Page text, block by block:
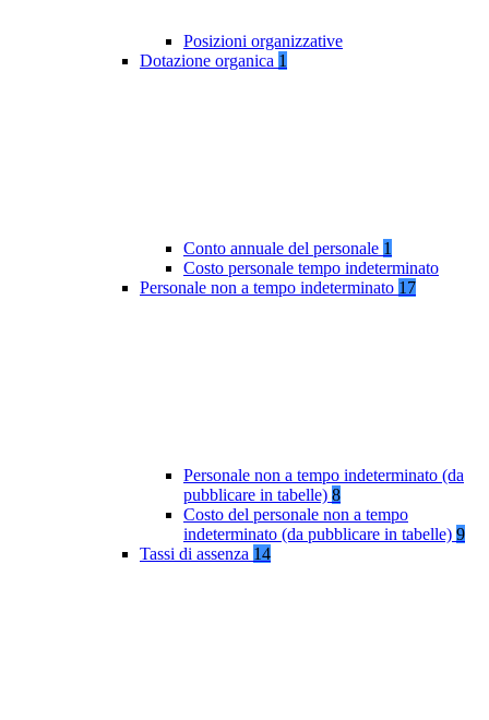
Posizioni organizzative
Dotazione organica 1
Conto annuale del personale 1
Costo personale tempo indeterminato
Personale non a tempo indeterminato 17
Personale non a tempo indeterminato (da
pubblicare in tabelle) 8
Costo del personale non a tempo
indeterminato (da pubblicare in tabelle) 9
Tassi di assenza 14